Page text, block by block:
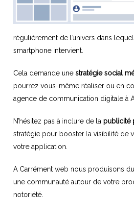
régulièrement de l’univers dans
smartphone intervient.
Cela demande une stratégie social
pourrez vous-même réaliser ou en
agence de communication digitale à
N’hésitez pas à inclure de la publicité
stratégie pour booster la visibilité de
votre application.
A Carrément web nous produisons
une communauté autour de votre
notoriété.